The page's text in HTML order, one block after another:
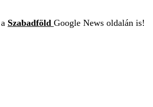
Szabadföld Google News oldalán is!